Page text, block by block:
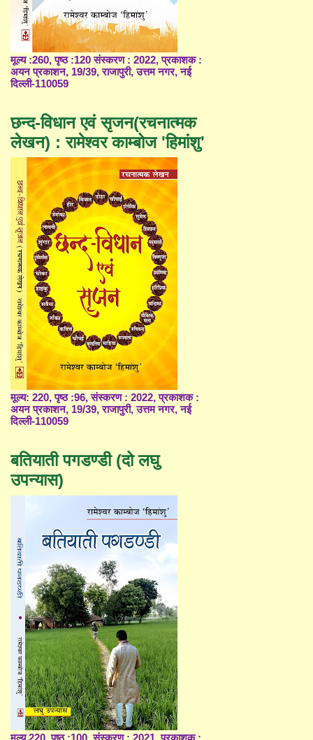
मूल्य :260, पृष्ठ :120 संस्करण : 2022, प्रकाशक :
अयन प्रकाशन, 19/39, राजापुरी, उत्तम नगर, नई
दिल्ली-110059
छन्द-विधान एवं सृजन(रचनात्मक
लेखन) : रामेश्वर काम्बोज 'हिमांशु'
मूल्य: 220, पृष्ठ :96, संस्करण : 2022, प्रकाशक :
अयन प्रकाशन, 19/39, राजापुरी, उत्तम नगर, नई
दिल्ली-110059
बतियाती पगडण्डी (दो लघु
उपन्यास)